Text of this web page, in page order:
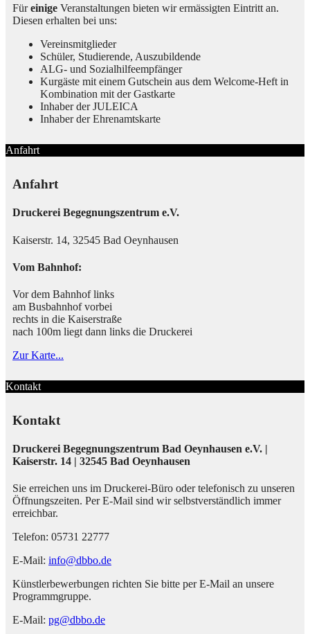
Füreinige Veranstaltungen bieten wir ermässigten Eintritt an.
Diesen erhalten bei uns:
Vereinsmitglieder
Schüler, Studierende, Auszubildende
ALG- und Sozialhilfeempfänger
Kurgäste mit einem Gutschein aus dem Welcome-Heft in
Kombination mit der Gastkarte
Inhaber der JULEICA
Inhaber der Ehrenamtskarte
Anfahrt
Anfahrt
Druckerei Begegnungszentrum e.V.
Kaiserstr. 14, 32545 Bad Oeynhausen
Vom Bahnhof:
Vor dem Bahnhof links
am Busbahnhof vorbei
rechts in die Kaiserstraße
nach 100m liegt dann links die Druckerei
Zur Karte...
Kontakt
Kontakt
Druckerei Begegnungszentrum Bad Oeynhausen e.V. |
Kaiserstr. 14 | 32545 Bad Oeynhausen
Sie erreichen uns im Druckerei-Büro oder telefonisch zu unseren
Öffnungszeiten. Per E-Mail sind wir selbstverständlich immer
erreichbar.
Telefon: 05731 22777
E-Mail: info@dbbo.de
Künstlerbewerbungen richten Sie bitte per E-Mail an unsere
Programmgruppe.
E-Mail: pg@dbbo.de